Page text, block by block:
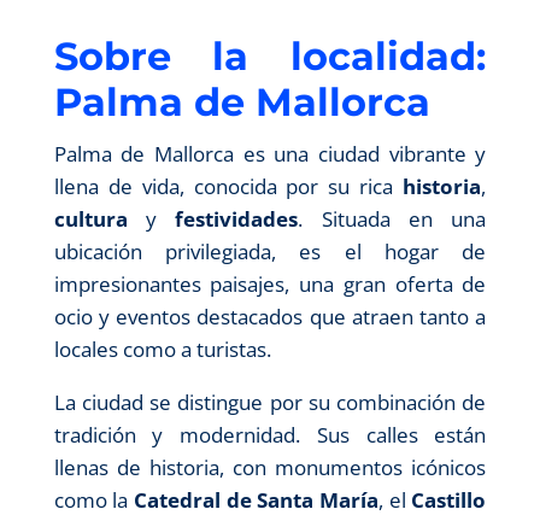
Sobre la localidad:
Palma de Mallorca
Palma de Mallorca es una ciudad vibrante y
llena de vida, conocida por su rica historia,
cultura yfestividades. Situada en una
ubicación privilegiada, es el hogar de
impresionantes paisajes, una gran oferta de
ocio y eventos destacados que atraen tanto a
locales como a turistas.
La ciudad se distingue por su combinación de
tradición y modernidad. Sus calles están
llenas de historia, con monumentos icónicos
como la Catedral de Santa María, el Castillo